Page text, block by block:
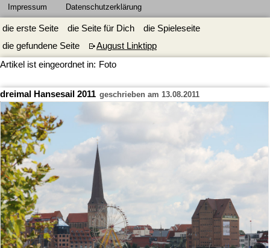
Impressum Datenschutzerklärung
die erste Seite die Seite für Dich
die Spieleseite
die gefundene Seite
August Linktipp
Artikel ist eingeordnet in: Foto
dreimal Hansesail 2011 geschrieben am 13.08.2011